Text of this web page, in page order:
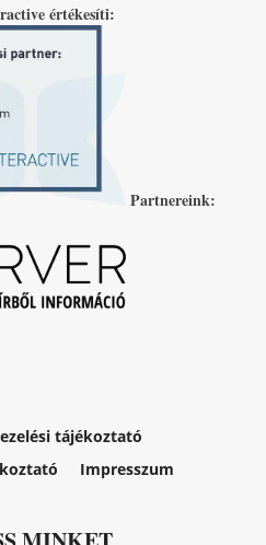
értékesíti:
Partnereink:
tájékoztató
Impresszum